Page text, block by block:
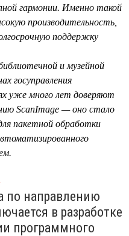
гармонии. Именно такой
производительность,
поддержку
и музейной
госуправления
уже много лет доверяют
ScanImage — оно стало
пакетной обработки
по направлению
в разработке
программного